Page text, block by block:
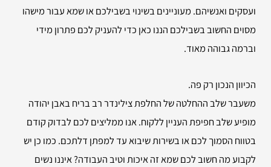
ועסקים ואנשיהם. מעוניינים בשינוי בשבילכם או שמא עבור מישהו
מסוים החשוב בשבילכם הננו כאן כדי להעניק לכם פתרון מידי
וברמה גבוהה מאוד.
הכיוון הנכון רק פה.
משעבר שלב ההחלטה של החלפת צילינדר רב בריח באבן יהודה
מופיע שלב חפיפת העניין ללקוח. אנו ממליצים לכם לבדוק קודם
בטווח הסמוך לכם או בשירות שיבוא עד למפתן דלתכם. כמו כן יש
לקבוע מה חשוב לכם שמא זה איכות וטיב העבודה? איננו נשים